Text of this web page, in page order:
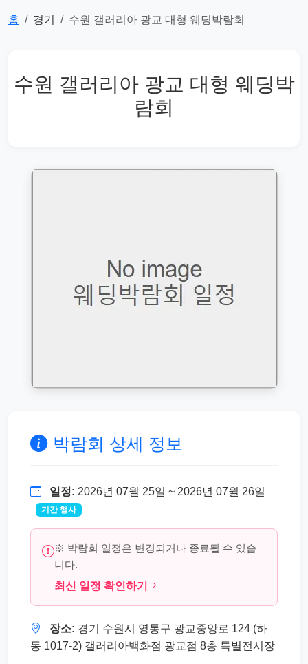
홈 경기 수원 갤러리아 광교 대형 웨딩박람회
수원 갤러리아 광교 대형 웨딩박
람회
박람회 상세 정보
일정: 2026년 07월 25일 ~ 2026년 07월 26일
기간 행사
※ 박람회 일정은 변경되거나 종료될 수 있습
니다.
최신 일정 확인하기
장소: 경기 수원시 영통구 광교중앙로 124 (하
동 1017-2) 갤러리아백화점 광교점 8층 특별전시장